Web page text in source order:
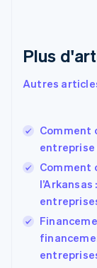
Plus
Autres
Comment
entreprise
Comment
English
Espagne
États-Unis
English
Finlande
English
Français
Gibraltar
English
Grèce
English